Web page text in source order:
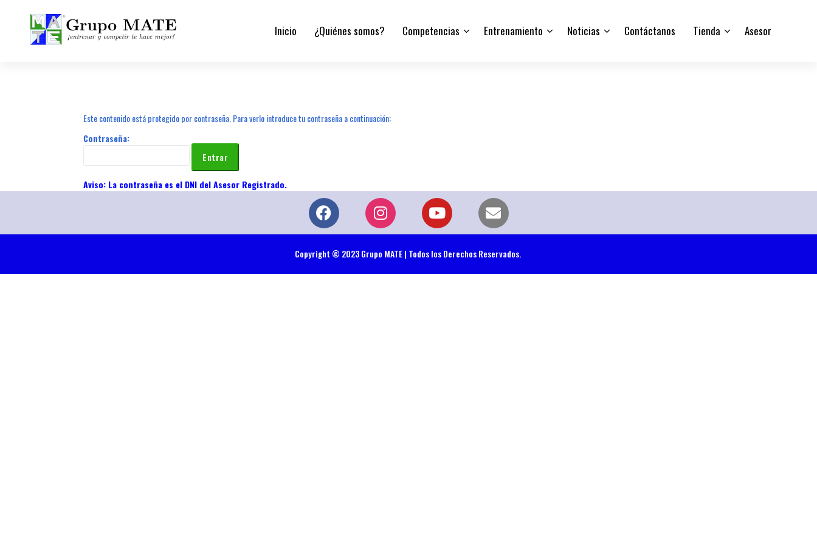
Inicio ¿Quiénes somos? Competencias Entrenamiento Noticias Contáctanos Tienda Asesor
Este contenido está protegido por contraseña. Para verlo introduce tu contraseña a continuación:
Contraseña:
Copyright © 2023 Grupo MATE | Todos los Derechos Reservados.